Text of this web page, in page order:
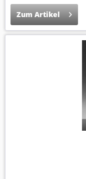
Zum Artikel